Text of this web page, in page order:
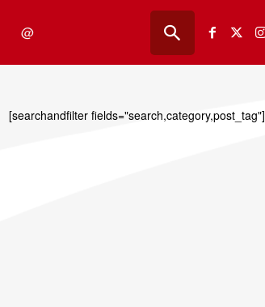
@
[searchandfilter fields="search,category,post_tag"]